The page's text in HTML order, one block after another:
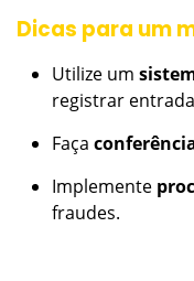
Dicas para um
Utilize um
registrar
Faça
Implemente
fraudes.